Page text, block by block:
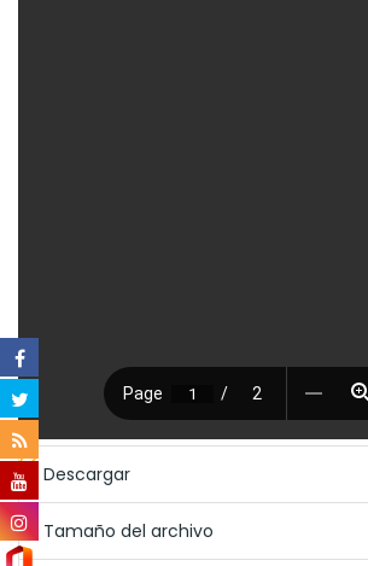
Descargar
Tamaño del archivo